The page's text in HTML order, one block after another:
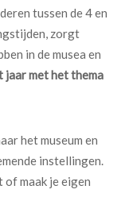
tussen de 4 en
zorgt
in de musea en
jaar met het thema
het museum en
instellingen.
of maak je eigen